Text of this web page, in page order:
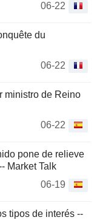
06-22
du
06-22
ministro de Reino
06-22
pone de relieve
Market Talk
06-19
tipos de interés --